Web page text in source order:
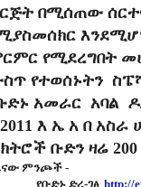
በሚሰጠው
የሚደረግበት
የተወሰኑትን
አመራር አባል
እ ኤ አ በ
ቡድን ዛሬ
ምንጮች -
ድረ-ገፅ http://